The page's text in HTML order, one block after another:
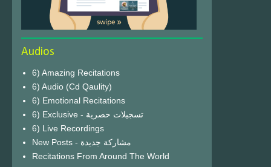
Audios
6) Amazing Recitations
6) Audio (Cd Qaulity)
6) Emotional Recitations
6) Exclusive - تسجيلات حصرية
6) Live Recordings
New Posts - مشاركة جديدة
Recitations From Around The World